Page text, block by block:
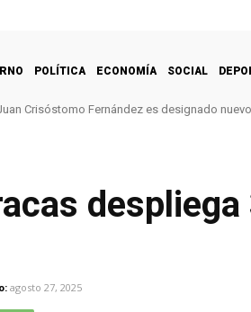
POLÍTICA ECONOMÍA SOCIAL
Crisóstomo Fernández es designado
agosto 27, 2025